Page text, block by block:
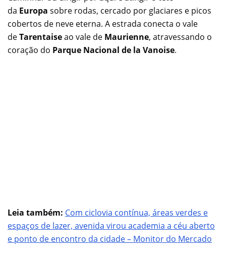
da Europa sobre rodas, cercado por glaciares e picos
cobertos de neve eterna. A estrada conecta o vale
deTarentaiseao vale de Maurienne, atravessando o
coração do Parque Nacional de la Vanoise.
Leia também: Com ciclovia contínua, áreas verdes e
espaços de lazer, avenida virou academia a céu aberto
e ponto de encontro da cidade – Monitor do Mercado